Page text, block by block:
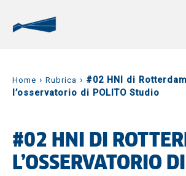
Home › Rubrica › #02 HNI di
l’osservatorio di POLITO Studio
#02 HNI DI
L’OSSERVATORIO